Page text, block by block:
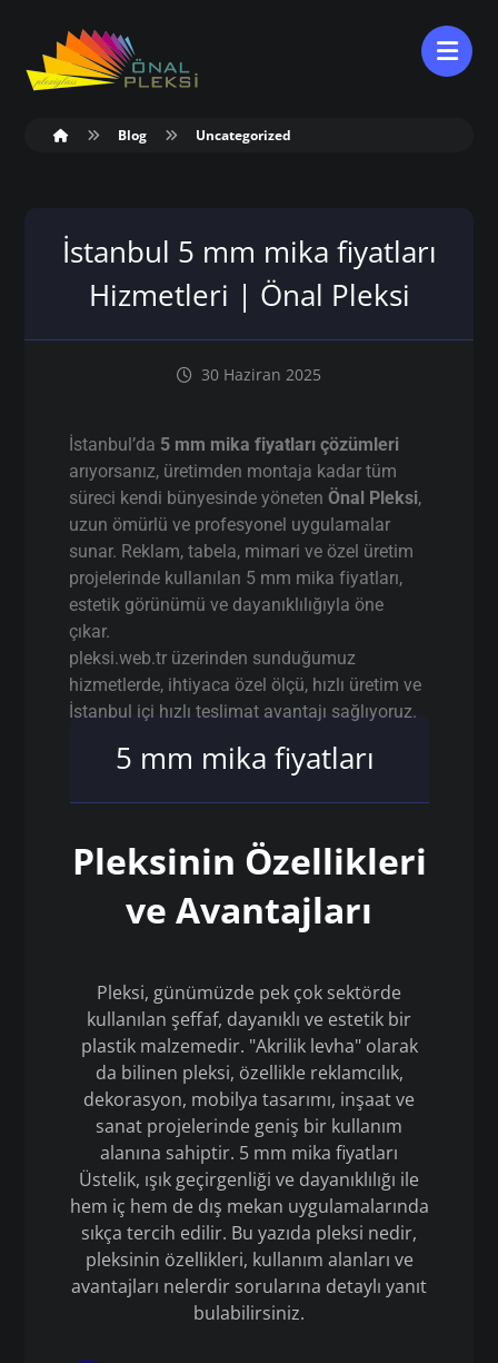
Blog Uncategorized
İstanbul 5 mm mika fiyatları
Hizmetleri | Önal Pleksi
30 Haziran 2025
İstanbul’da 5 mm mika fiyatları çözümleri
arıyorsanız, üretimden montaja kadar tüm
süreci kendi bünyesinde yönetenÖnal Pleksi,
uzun ömürlü ve profesyonel uygulamalar
sunar. Reklam, tabela, mimari ve özel üretim
projelerinde kullanılan 5 mm mika fiyatları,
estetik görünümü ve dayanıklılığıyla öne
çıkar.
pleksi.web.tr üzerinden sunduğumuz
hizmetlerde, ihtiyaca özel ölçü, hızlı üretim ve
İstanbul içi hızlı teslimat avantajı sağlıyoruz.
5 mm mika fiyatları
Pleksinin Özellikleri
ve Avantajları
Pleksi, günümüzde pek çok sektörde
kullanılan şeffaf, dayanıklı ve estetik bir
plastik malzemedir. "Akrilik levha" olarak
da bilinen pleksi, özellikle reklamcılık,
dekorasyon, mobilya tasarımı, inşaat ve
sanat projelerinde geniş bir kullanım
alanına sahiptir. 5 mm mika fiyatları
Üstelik, ışık geçirgenliği ve dayanıklılığı ile
hem iç hem de dış mekan uygulamalarında
sıkça tercih edilir. Bu yazıda pleksi nedir,
pleksinin özellikleri, kullanım alanları ve
avantajları nelerdir sorularına detaylı yanıt
bulabilirsiniz.